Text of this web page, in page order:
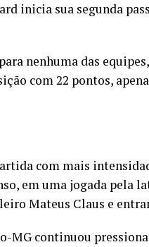
inicia sua segunda
nenhuma das
com 22 pontos,
com mais
em uma jogada pela
Mateus Claus e
MG continuou